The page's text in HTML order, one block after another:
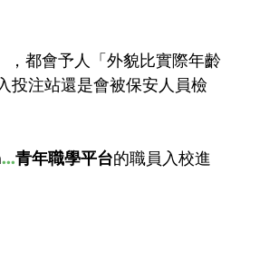
都會予人「外貌比實際年齡
投注站還是會被保安人員檢
...青年職學平台的職員入校進